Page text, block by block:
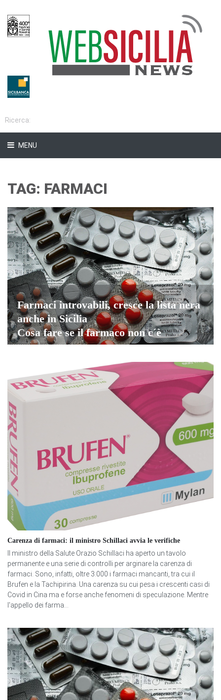
MENU
TAG: FARMACI
Farmaci introvabili, cresce la lista nera
anche in Sicilia
Cosa fare se il farmaco non c´è
Carenza di farmaci: il ministro Schillaci avvia le verifiche
Il ministro della Salute Orazio Schillaci ha aperto un tavolo
permanente e una serie di controlli per arginare la carenza di
farmaci. Sono, infatti, oltre 3.000 i farmaci mancanti, tra cui il
Brufen e la Tachipirina. Una carenza su cui pesa i crescenti casi di
Covid in Cina ma e forse anche fenomeni di speculazione. Mentre
l'appello dei farma...